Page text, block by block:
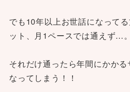
でも10年以上お世話になって
ット、月1ペースでは通えず…。
それだけ通ったら年間にかか
なってしまう！！